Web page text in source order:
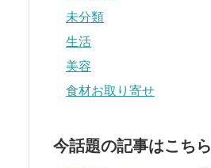
未分類
生活
美容
食材お取り寄せ
今話題の記事はこちら